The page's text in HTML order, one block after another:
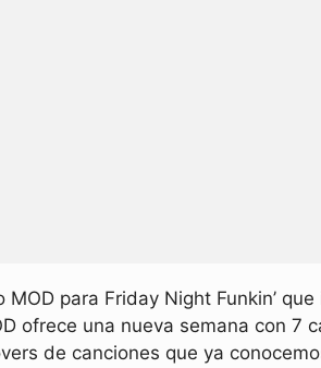
MOD para Friday Night Funkin’
ofrece una nueva semana con
de canciones que ya